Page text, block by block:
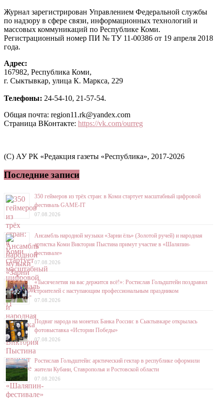
Журнал зарегистрирован Управлением Федеральной службы
по надзору в сфере связи, информационных технологий и
массовых коммуникаций по Республике Коми.
Регистрационный номер ПИ № ТУ 11-00386 от 19 апреля 2018
года.
Адрес:
167982, Республика Коми,
г. Сыктывкар, улица К. Маркса, 229
Телефоны: 24-54-10, 21-57-54.
Общая почта: region11.rk@yandex.com
Страница ВКонтакте: https://vk.com/ourreg
(C) АУ РК «Редакция газеты «Республика», 2017-2026
Последние записи
350 геймеров из трёх стран: в Коми стартует масштабный цифровой
фестиваль GAME-IT
07.08.2026
Ансамбль народной музыки «Зарни ёль» (Золотой ручей) и народная
артистка Коми Виктория Пыстина примут участие в «Шаляпин-
фестивале»
07.08.2026
«Тысячелетия на вас держится всё!»: Ростислав Гольдштейн поздравил
строителей с наступающим профессиональным праздником
07.08.2026
Подвиг народа на монетах Банка России: в Сыктывкаре открылась
фотовыставка «Истории Победы»
07.08.2026
Ростислав Гольдштейн: арктический гектар в республике оформили
жители Кубани, Ставрополья и Ростовской области
07.08.2026